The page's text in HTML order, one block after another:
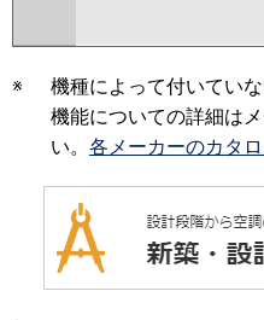
※
機種によって付いてい
機能についての詳細は
い。 各メーカーのカタ